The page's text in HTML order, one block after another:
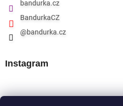
bandurka.cz
BandurkaCZ
@bandurka.cz
Instagram